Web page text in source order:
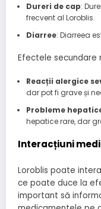
Dureri de cap:
frecvent al Loroblis.
Diarree: Diarreea
Efectele secundare
Reacții alergice
dar pot fi grave și
Probleme
hepatice rare, dar
Interacțiuni
Loroblis poate
ce poate duce la
important să